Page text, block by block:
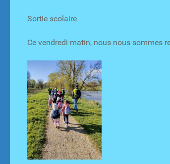
Sortie scolaire
Ce vendredi matin, nous nous sommes